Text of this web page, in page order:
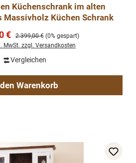
Küchenschrank im alten
Massivholz Küchen Schrank
€ Regulärer Preis:
2.399,00 € (0% gespart)
MwSt. zzgl. Versandkosten
Vergleichen
Warenkorb